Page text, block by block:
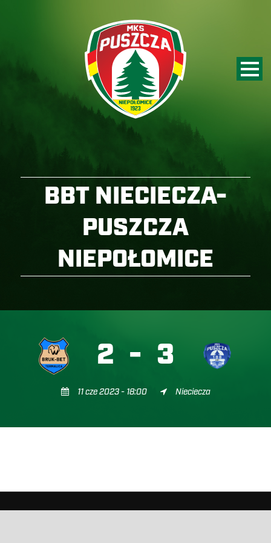
BBT NIECIECZA-
PUSZCZA
NIEPOŁOMICE
2 - 3
11 cze 2023 - 18:00 Nieciecza